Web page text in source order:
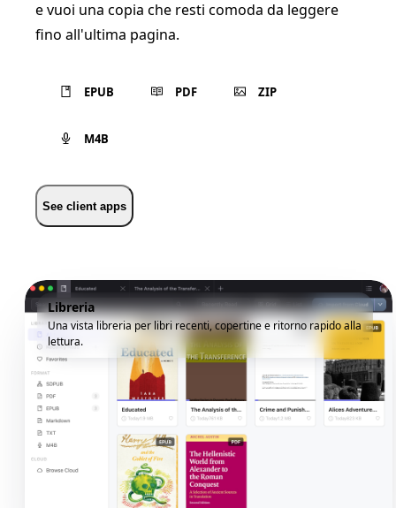
e vuoi una copia che resti comoda da leggere
fino all'ultima pagina.
EPUB PDF ZIP
M4B
See client apps
Libreria
Una vista libreria per libri recenti, copertine e ritorno rapido alla
lettura.